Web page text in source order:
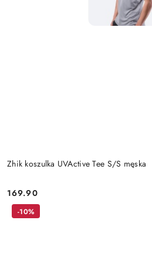
Zhik koszulka UVActive Tee S/S męska
Cena:
169.90
-10%